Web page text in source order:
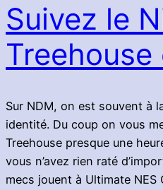
Suivez le
Treehouse
Sur NDM, on est souvent à
identité. Du coup on vous
Treehouse presque une
vous n’avez rien raté
mecs jouent à Ultimate